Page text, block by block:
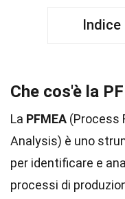
Indice
Che cos'è la
La PFMEA (Process
Analysis) è uno
per identificare e
processi di